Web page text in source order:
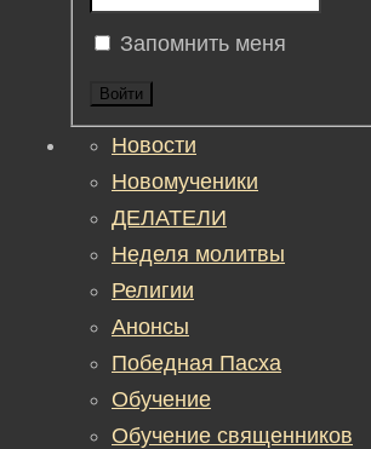
Запомнить меня
Войти
Новости
Новомученики
ДЕЛАТЕЛИ
Неделя молитвы
Религии
Анонсы
Победная Пасха
Обучение
Обучение священников